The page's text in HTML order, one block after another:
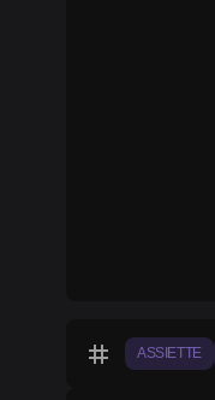
tag ASSIETTE